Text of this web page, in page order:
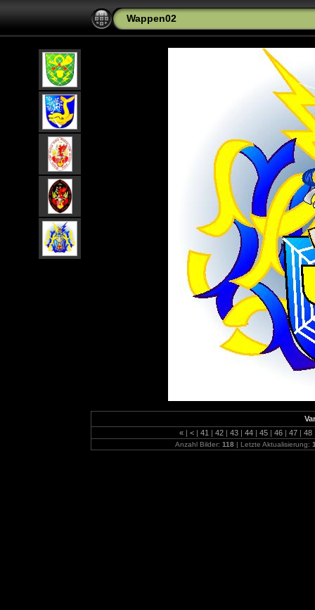
Wappen02
« | < | 41 | 42 | 43 | 44 | 45 | 46 | 47 | 48
Anzahl Bilder: 118 | Letzte Aktualisierung: